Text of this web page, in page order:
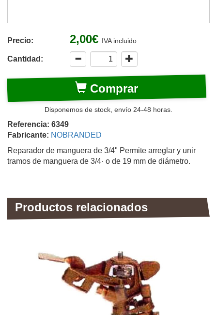
Precio: 2,00€ IVA incluido
Cantidad:
Comprar
Disponemos de stock, envío 24-48 horas.
Referencia: 6349
Fabricante: NOBRANDED
Reparador de manguera de 3/4" Permite arreglar y unir
tramos de manguera de 3/4· o de 19 mm de diámetro.
Productos relacionados